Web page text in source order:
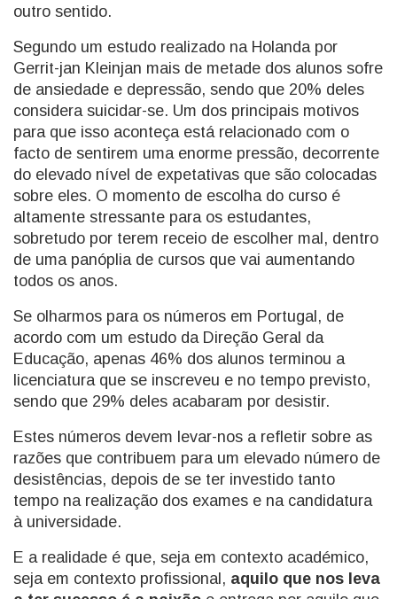
outro sentido.
Segundo um estudo realizado na Holanda por
Gerrit-jan Kleinjan mais de metade dos alunos sofre
de ansiedade e depressão, sendo que 20% deles
considera suicidar-se. Um dos principais motivos
para que isso aconteça está relacionado com o
facto de sentirem uma enorme pressão, decorrente
do elevado nível de expetativas que são colocadas
sobre eles. O momento de escolha do curso é
altamente stressante para os estudantes,
sobretudo por terem receio de escolher mal, dentro
de uma panóplia de cursos que vai aumentando
todos os anos.
Se olharmos para os números em Portugal, de
acordo com um estudo da Direção Geral da
Educação, apenas 46% dos alunos terminou a
licenciatura que se inscreveu e no tempo previsto,
sendo que 29% deles acabaram por desistir.
Estes números devem levar-nos a refletir sobre as
razões que contribuem para um elevado número de
desistências, depois de se ter investido tanto
tempo na realização dos exames e na candidatura
à universidade.
E a realidade é que, seja em contexto académico,
seja em contexto profissional, aquilo que nos leva